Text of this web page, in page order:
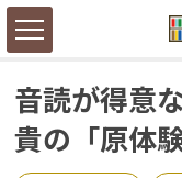
音読が得意
貴の「原体